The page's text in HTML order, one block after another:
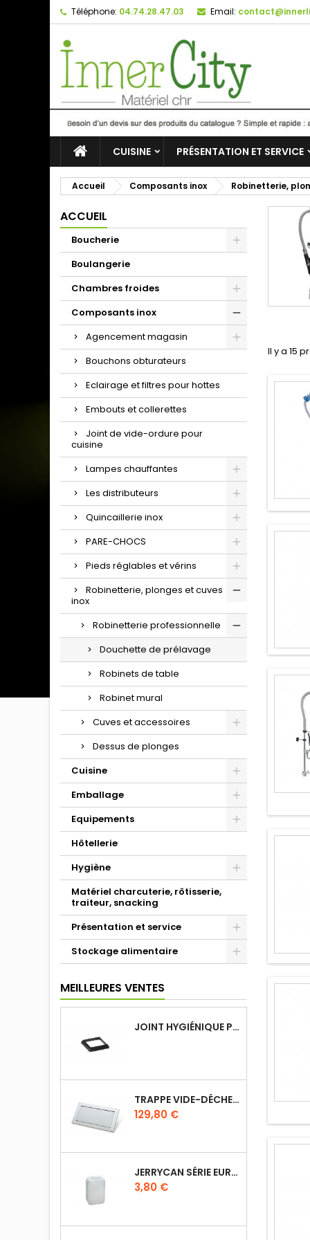
Téléphone: 04.74.28.47.03 Email:
CUISINE PRÉSENTATION ET SERVICE
Accueil Composants inox Robinetterie,
ACCUEIL
Boucherie
Boulangerie
Chambres froides
Composants inox
Agencement magasin
Bouchons obturateurs
Eclairage et filtres pour hottes
Embouts et collerettes
Joint de vide-ordure pour
cuisine
Lampes chauffantes
Les distributeurs
Quincaillerie inox
PARE-CHOCS
Pieds réglables et vérins
Robinetterie, plonges et cuves
inox
Robinetterie professionnelle
Douchette de prélavage
Robinets de table
Robinet mural
Cuves et accessoires
Dessus de plonges
Cuisine
Emballage
Equipements
Hôtellerie
Hygiène
Matériel charcuterie, rôtisserie,
traiteur, snacking
Présentation et service
Stockage alimentaire
MEILLEURES VENTES
JOINT HYGIÉNIQUE POUR ANNEAU TUBE 40 X 40 MM NOIR
TRAPPE VIDE-DÉCHETS BASCULANT ENCASTRABLE EN INOX
Prix
129,80 €
JERRYCAN SÉRIE EURO UN DIN 61
Prix
3,80 €
Il y a 15